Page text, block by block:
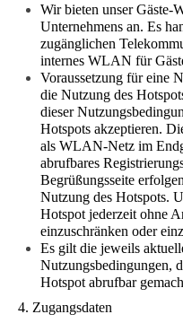
Wir bieten unser Gäste-
Unternehmens an. Es
zugänglichen
internes WLAN für
Voraussetzung für eine
die Nutzung des
dieser
Hotspots akzeptieren.
als WLAN-Netz im
abrufbares
Begrüßungsseite
Nutzung des Hotspots.
Hotspot jederzeit ohne
einzuschränken oder
Es gilt die jeweils
Nutzungsbedingungen,
Hotspot abrufbar
4. Zugangsdaten